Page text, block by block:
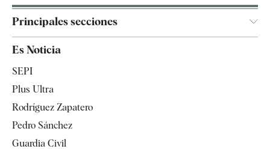
Principales secciones
España
Televisión
Es Noticia
SEPI
Plus Ultra
Rodríguez Zapatero
Pedro Sánchez
Guardia Civil